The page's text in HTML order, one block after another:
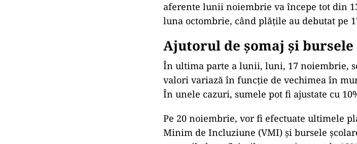
aferente lunii noiembrie va începe tot din
luna octombrie, când plățile au debutat pe
Ajutorul de șomaj și
În ultima parte a lunii, luni, 17 noiembrie,
valori variază în funcție de vechimea în
În unele cazuri, sumele pot fi ajustate cu
Pe 20 noiembrie, vor fi efectuate ultimele
Minim de Incluziune (VMI) și bursele